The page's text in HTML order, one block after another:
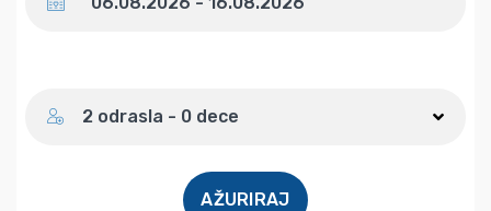
2 odrasla - 0 dece
AŽURIRAJ